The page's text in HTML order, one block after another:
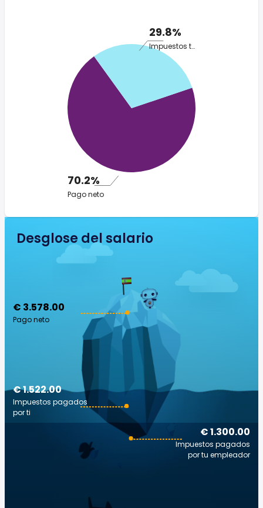
29.8%
Impuestos totales
70.2%
Pago neto
Desglose del salario
€ 3.578.00
Pago neto
€ 1.300.00
Impuestos pagados
por tu empleador
€ 1.522.00
Impuestos pagados
por ti